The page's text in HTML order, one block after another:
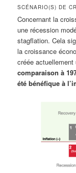
SCÉNARIO(S) DE
Concernant la
une récession
stagflation. Cela
la croissance
créée
comparaison à
été bénéfique à